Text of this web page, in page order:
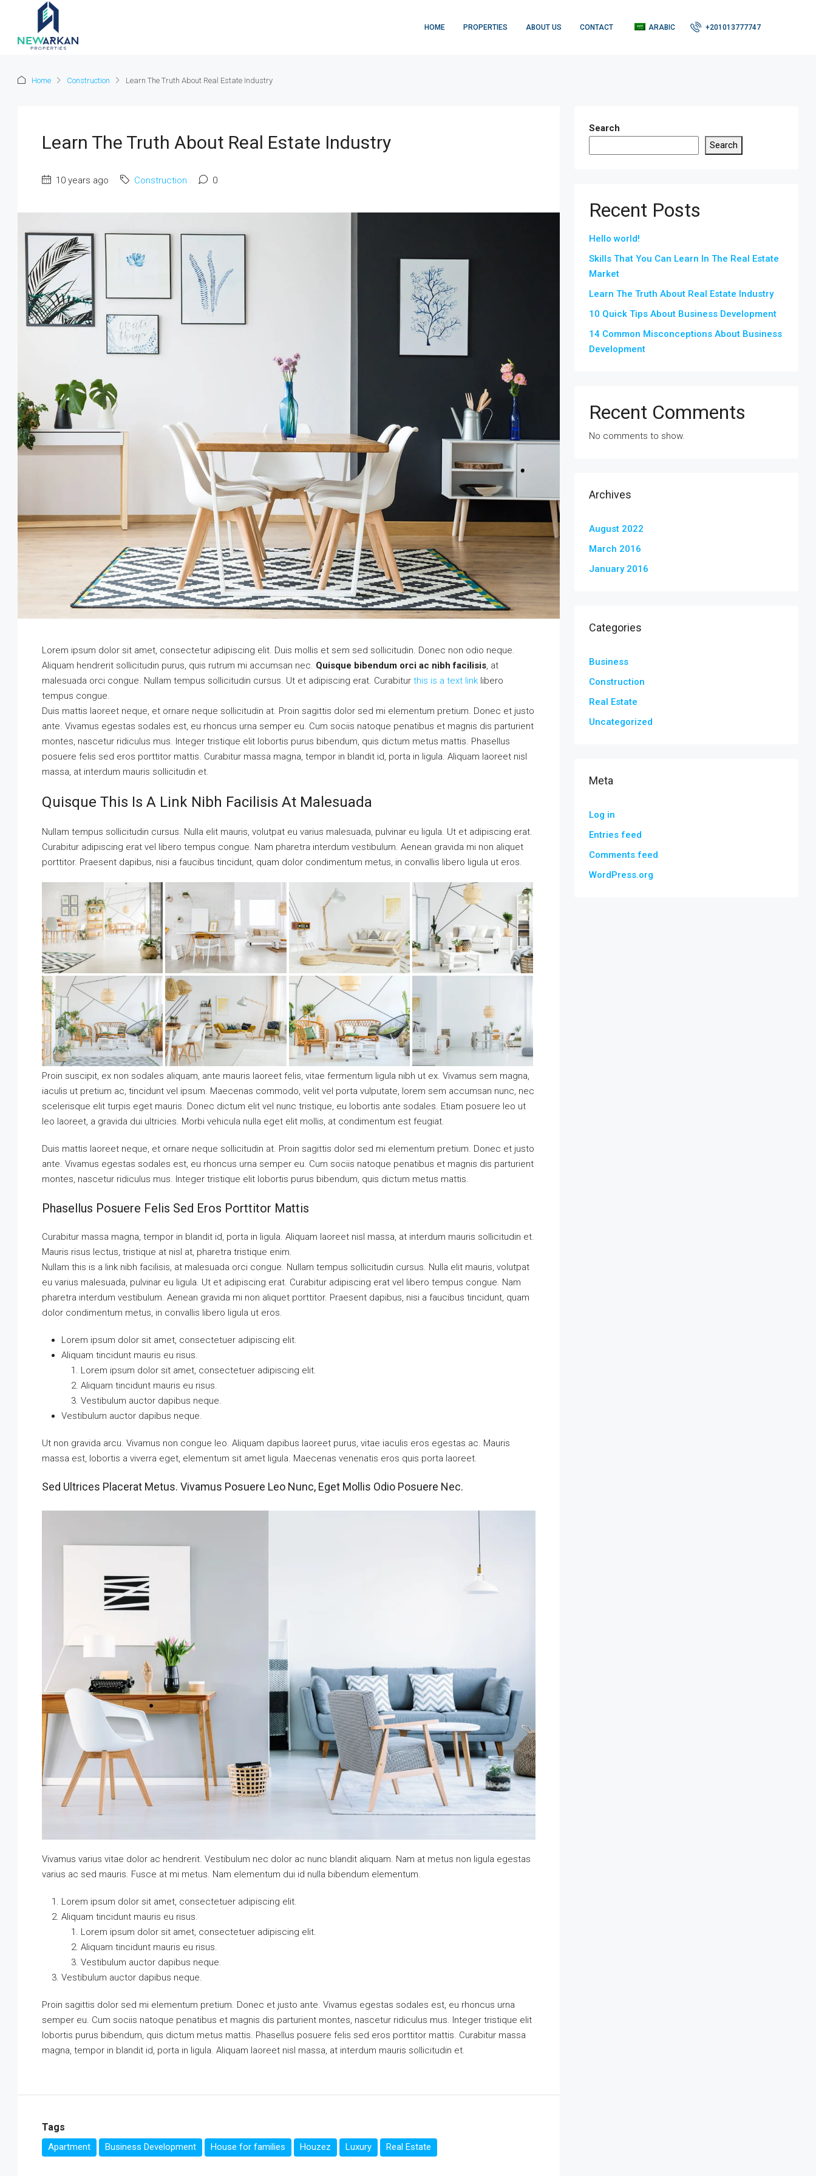
HOME PROPERTIES ABOUT US CONTACT ARABIC +201013777747
Home Construction Learn The Truth About Real Estate Industry
Learn The Truth About Real Estate Industry
10 years ago Construction 0
Lorem ipsum dolor sit amet, consectetur adipiscing elit. Duis mollis et sem sed sollicitudin. Donec non odio neque.
Aliquam hendrerit sollicitudin purus, quis rutrum mi accumsan nec. Quisque bibendum orci ac nibh facilisis, at
malesuada orci congue. Nullam tempus sollicitudin cursus. Ut et adipiscing erat. Curabitur this is a text link libero
tempus congue.
Duis mattis laoreet neque, et ornare neque sollicitudin at. Proin sagittis dolor sed mi elementum pretium. Donec et justo
ante. Vivamus egestas sodales est, eu rhoncus urna semper eu. Cum sociis natoque penatibus et magnis dis parturient
montes, nascetur ridiculus mus. Integer tristique elit lobortis purus bibendum, quis dictum metus mattis. Phasellus
posuere felis sed eros porttitor mattis. Curabitur massa magna, tempor in blandit id, porta in ligula. Aliquam laoreet nisl
massa, at interdum mauris sollicitudin et.
Quisque This Is A Link Nibh Facilisis At Malesuada
Nullam tempus sollicitudin cursus. Nulla elit mauris, volutpat eu varius malesuada, pulvinar eu ligula. Ut et adipiscing erat.
Curabitur adipiscing erat vel libero tempus congue. Nam pharetra interdum vestibulum. Aenean gravida mi non aliquet
porttitor. Praesent dapibus, nisi a faucibus tincidunt, quam dolor condimentum metus, in convallis libero ligula ut eros.
Proin suscipit, ex non sodales aliquam, ante mauris laoreet felis, vitae fermentum ligula nibh ut ex. Vivamus sem magna,
iaculis ut pretium ac, tincidunt vel ipsum. Maecenas commodo, velit vel porta vulputate, lorem sem accumsan nunc, nec
scelerisque elit turpis eget mauris. Donec dictum elit vel nunc tristique, eu lobortis ante sodales. Etiam posuere leo ut
leo laoreet, a gravida dui ultricies. Morbi vehicula nulla eget elit mollis, at condimentum est feugiat.
Duis mattis laoreet neque, et ornare neque sollicitudin at. Proin sagittis dolor sed mi elementum pretium. Donec et justo
ante. Vivamus egestas sodales est, eu rhoncus urna semper eu. Cum sociis natoque penatibus et magnis dis parturient
montes, nascetur ridiculus mus. Integer tristique elit lobortis purus bibendum, quis dictum metus mattis.
Phasellus Posuere Felis Sed Eros Porttitor Mattis
Curabitur massa magna, tempor in blandit id, porta in ligula. Aliquam laoreet nisl massa, at interdum mauris sollicitudin et.
Mauris risus lectus, tristique at nisl at, pharetra tristique enim.
Nullam this is a link nibh facilisis, at malesuada orci congue. Nullam tempus sollicitudin cursus. Nulla elit mauris, volutpat
eu varius malesuada, pulvinar eu ligula. Ut et adipiscing erat. Curabitur adipiscing erat vel libero tempus congue. Nam
pharetra interdum vestibulum. Aenean gravida mi non aliquet porttitor. Praesent dapibus, nisi a faucibus tincidunt, quam
dolor condimentum metus, in convallis libero ligula ut eros.
Lorem ipsum dolor sit amet, consectetuer adipiscing elit.
Aliquam tincidunt mauris eu risus.
Lorem ipsum dolor sit amet, consectetuer adipiscing elit.
Aliquam tincidunt mauris eu risus.
Vestibulum auctor dapibus neque.
Vestibulum auctor dapibus neque.
Ut non gravida arcu. Vivamus non congue leo. Aliquam dapibus laoreet purus, vitae iaculis eros egestas ac. Mauris
massa est, lobortis a viverra eget, elementum sit amet ligula. Maecenas venenatis eros quis porta laoreet.
Sed Ultrices Placerat Metus. Vivamus Posuere Leo Nunc, Eget Mollis Odio Posuere Nec.
Vivamus varius vitae dolor ac hendrerit. Vestibulum nec dolor ac nunc blandit aliquam. Nam at metus non ligula egestas
varius ac sed mauris. Fusce at mi metus. Nam elementum dui id nulla bibendum elementum.
Lorem ipsum dolor sit amet, consectetuer adipiscing elit.
Aliquam tincidunt mauris eu risus.
Lorem ipsum dolor sit amet, consectetuer adipiscing elit.
Aliquam tincidunt mauris eu risus.
Vestibulum auctor dapibus neque.
Vestibulum auctor dapibus neque.
Proin sagittis dolor sed mi elementum pretium. Donec et justo ante. Vivamus egestas sodales est, eu rhoncus urna
semper eu. Cum sociis natoque penatibus et magnis dis parturient montes, nascetur ridiculus mus. Integer tristique elit
lobortis purus bibendum, quis dictum metus mattis. Phasellus posuere felis sed eros porttitor mattis. Curabitur massa
magna, tempor in blandit id, porta in ligula. Aliquam laoreet nisl massa, at interdum mauris sollicitudin et.
Tags
Apartment Business Development House for families Houzez Luxury Real Estate
Search
Search
Recent Posts
Hello world!
Skills That You Can Learn In The Real Estate
Market
Learn The Truth About Real Estate Industry
10 Quick Tips About Business Development
14 Common Misconceptions About Business
Development
Recent Comments
No comments to show.
Archives
August 2022
March 2016
January 2016
Categories
Business
Construction
Real Estate
Uncategorized
Meta
Log in
Entries feed
Comments feed
WordPress.org